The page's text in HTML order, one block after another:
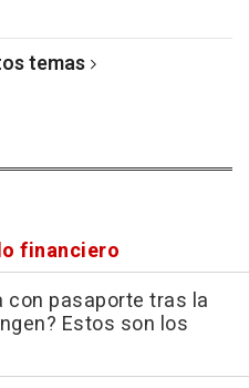
temas
financiero
con pasaporte tras la
Estos son los